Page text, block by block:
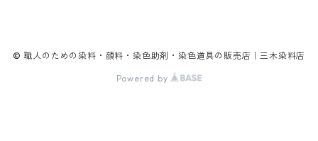
© 職人のための染料・顔料・染色助剤・染色道具の販売店｜三木染料店
Powered by